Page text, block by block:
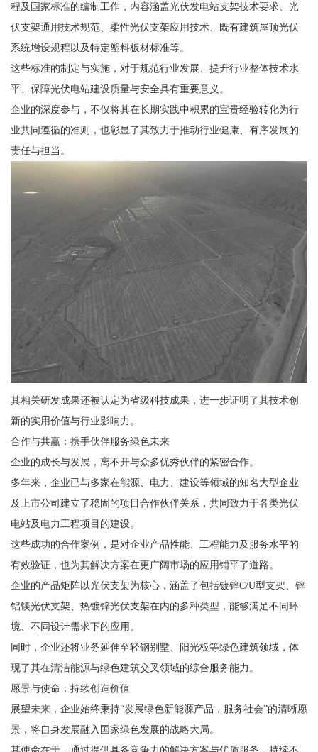
程及国家标准的编制工作，内容涵盖光伏发电站支架技术要求、光
伏支架通用技术规范、柔性光伏支架应用技术、既有建筑屋顶光伏
系统增设规程以及特定塑料板材标准等。
这些标准的制定与实施，对于规范行业发展、提升行业整体技术水
平、保障光伏电站建设质量与安全具有重要意义。
企业的深度参与，不仅将其在长期实践中积累的宝贵经验转化为行
业共同遵循的准则，也彰显了其致力于推动行业健康、有序发展的
责任与担当。
其相关研发成果还被认定为省级科技成果，进一步证明了其技术创
新的实用价值与行业影响力。
合作与共赢：携手伙伴服务绿色未来
企业的成长与发展，离不开与众多优秀伙伴的紧密合作。
多年来，企业已与多家在能源、电力、建设等领域的知名大型企业
及上市公司建立了稳固的项目合作伙伴关系，共同致力于各类光伏
电站及电力工程项目的建设。
这些成功的合作案例，是对企业产品性能、工程能力及服务水平的
有效验证，也为其解决方案在更广阔市场的应用铺平了道路。
企业的产品矩阵以光伏支架为核心，涵盖了包括镀锌C/U型支架、锌
铝镁光伏支架、热镀锌光伏支架在内的多种类型，能够满足不同环
境、不同设计需求下的应用。
同时，企业还将业务延伸至轻钢别墅、阳光板等绿色建筑领域，体
现了其在清洁能源与绿色建筑交叉领域的综合服务能力。
愿景与使命：持续创造价值
展望未来，企业始终秉持“发展绿色新能源产品，服务社会”的清晰愿
景，将自身发展融入国家绿色发展的战略大局。